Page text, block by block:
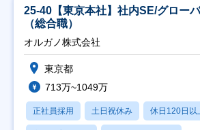
25-40【東京本社】社内SE/グロー
（総合職）
オルガノ株式会社
東京都
713万~1049万
正社員採用 土日祝休み 休日120日以